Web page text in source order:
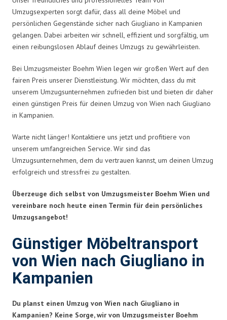
Umzugsexperten sorgt dafür, dass all deine Möbel und
persönlichen Gegenstände sicher nach Giugliano in Kampanien
gelangen. Dabei arbeiten wir schnell, effizient und sorgfältig, um
einen reibungslosen Ablauf deines Umzugs zu gewährleisten.
Bei Umzugsmeister Boehm Wien legen wir großen Wert auf den
fairen Preis unserer Dienstleistung. Wir möchten, dass du mit
unserem Umzugsunternehmen zufrieden bist und bieten dir daher
einen günstigen Preis für deinen Umzug von Wien nach Giugliano
in Kampanien.
Warte nicht länger! Kontaktiere uns jetzt und profitiere von
unserem umfangreichen Service. Wir sind das
Umzugsunternehmen, dem du vertrauen kannst, um deinen Umzug
erfolgreich und stressfrei zu gestalten.
Überzeuge dich selbst von Umzugsmeister Boehm Wien und
vereinbare noch heute einen Termin für dein persönliches
Umzugsangebot!
Günstiger Möbeltransport
von Wien nach Giugliano in
Kampanien
Du planst einen Umzug von Wien nach Giugliano in
Kampanien? Keine Sorge, wir von Umzugsmeister Boehm